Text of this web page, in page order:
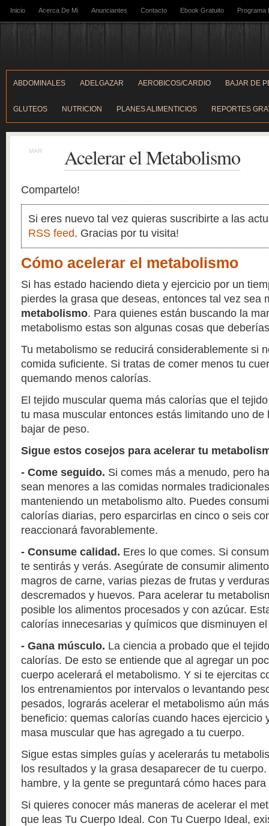
Inicio Acerca De Mi Anunciantes Contacto Ebook Gratuito Programa
ABDOMINALES ADELGAZAR AEROBICOS/CARDIO BAJAR DE
GLUTEOS NUTRICION PLANES ALIMENTICIOS REPORTES
MAR Acelerar el Metabolismo
Compartelo!
Si eres nuevo tal vez quieras suscribirte a las
RSS feed. Gracias por tu visita!
Cómo acelerar el metabolismo
Si has estado haciendo dieta y ejercicio por un
pierdes la grasa que deseas, entonces tal vez sea
metabolismo. Para quienes están buscando la
metabolismo estas son algunas cosas que
Tu metabolismo se reducirá considerablemente si
comida suficiente. Si tratas de comer menos tu
quemando menos calorías.
El tejido muscular quema más calorías que el
tu masa muscular entonces estás limitando uno de
bajar de peso.
Sigue estos cosejos para acelerar tu
- Come seguido. Si comes más a menudo, pero
sean menores a las comidas normales
manteniendo un metabolismo alto. Puedes
calorías diarias, pero esparcirlas en cinco o seis
reaccionará favorablemente.
- Consume calidad. Eres lo que comes. Si
te sentirás y verás. Asegúrate de consumir
magros de carne, varias piezas de frutas y
descremados y huevos. Para acelerar tu
posible los alimentos procesados y con azúcar.
calorías innecesarias y químicos que disminuyen
- Gana músculo. La ciencia a probado que el
calorías. De esto se entiende que al agregar un
cuerpo acelerará el metabolismo. Y si te ejercitas
los entrenamientos por intervalos o levantando
pesados, lograrás acelerar el metabolismo aún
beneficio: quemas calorías cuando haces ejercicio
masa muscular que has agregado a tu cuerpo.
Sigue estas simples guías y acelerarás tu
los resultados y la grasa desaparecer de tu
hambre, y la gente se preguntará cómo haces
Si quieres conocer más maneras de acelerar el
que leas Tu Cuerpo Ideal. Con Tu Cuerpo Ideal,